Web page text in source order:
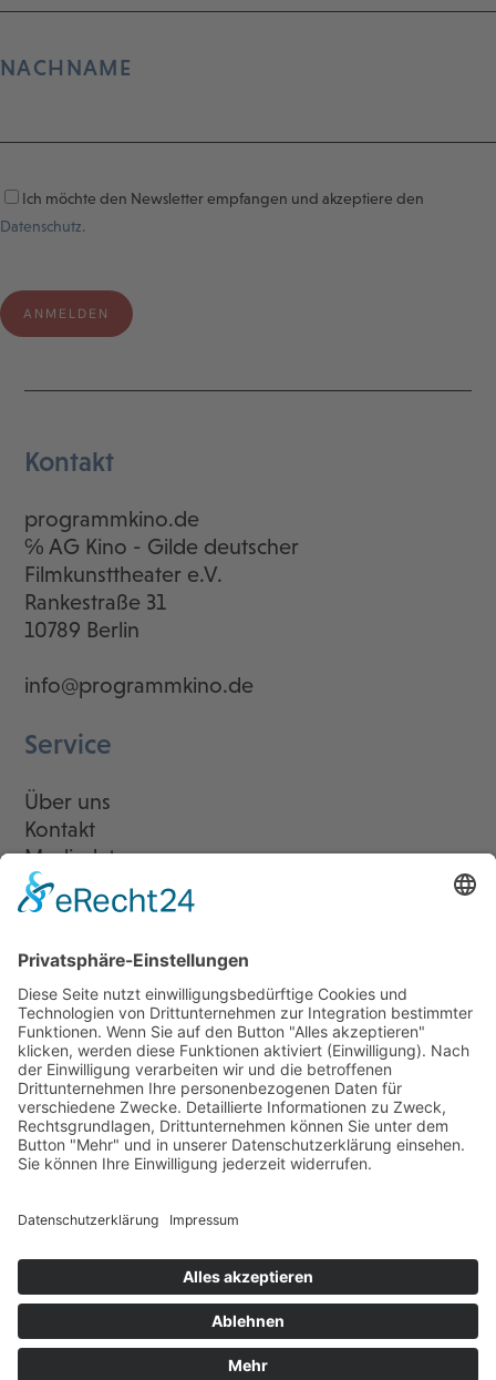
NACHNAME
Ich möchte den Newsletter empfangen und akzeptiere den
Datenschutz.
Kontakt
programmkino.de
℅ AG Kino - Gilde deutscher
Filmkunsttheater e.V.
Rankestraße 31
10789 Berlin
info@programmkino.de
Service
Über uns
Kontakt
Mediadaten
Newsletter
LogIn
Legal
Impressum
Datenschutzerklärung
Cookie-Einstellungen
Programmkino.de richtet sich an Film- und Kinobegeisterte jeden
Geschlechts. Zur besseren Lesbarkeit haben wir uns aber entschlossen,
auf eine Doppelnennung oder Genderzeichen zu verzichten. Wo möglich